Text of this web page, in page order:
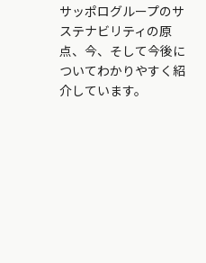
サッポログループのサ
ステナビリティの原
点、今、そして今後に
ついてわかりやすく紹
介しています。